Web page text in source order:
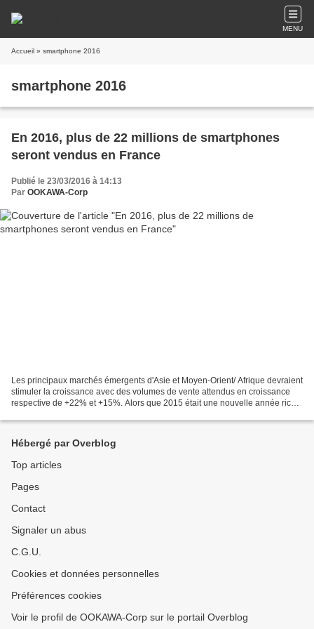
MENU
Accueil » smartphone 2016
smartphone 2016
En 2016, plus de 22 millions de smartphones
seront vendus en France
Publié le 23/03/2016 à 14:13
Par OOKAWA-Corp
Les principaux marchés émergents d'Asie et Moyen-Orient/ Afrique devraient
stimuler la croissance avec des volumes de vente attendus en croissance
respective de +22% et +15%. Alors que 2015 était une nouvelle année riche
Hébergé par Overblog
Top articles
Pages
Contact
Signaler un abus
C.G.U.
Cookies et données personnelles
Préférences cookies
Voir le profil de OOKAWA-Corp sur le portail Overblog